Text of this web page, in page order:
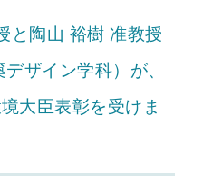
と陶山 裕樹 准教授
ザイン学科）が、
大臣表彰を受けま